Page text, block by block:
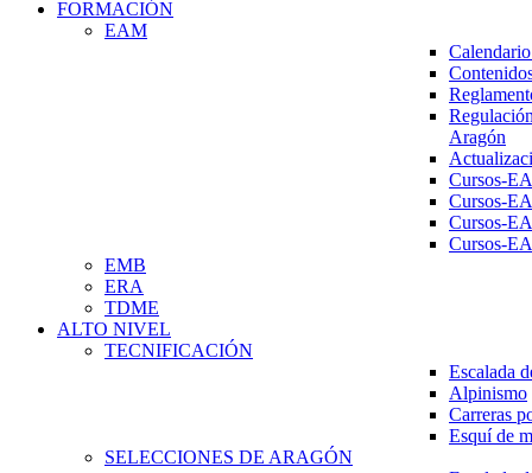
FORMACIÓN
EAM
Aragón
Cursos-
Cursos-
Cursos-
Cursos-
EMB
ERA
TDME
ALTO NIVEL
TECNIFICACIÓN
Escalada
Alpinismo
Carreras
Esquí de
SELECCIONES DE ARAGÓN